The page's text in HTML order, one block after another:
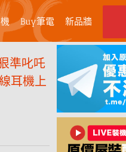
Buy筆電 新品牆
準叱吒
耳機上